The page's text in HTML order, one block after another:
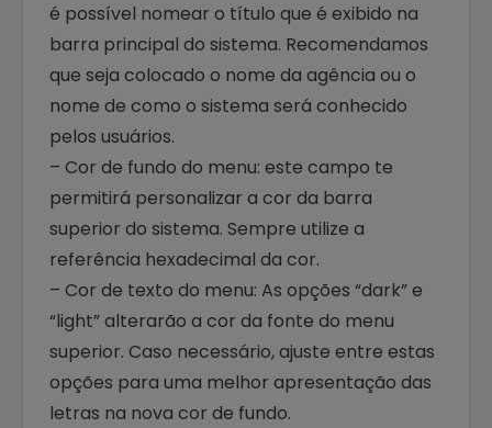
é possível nomear o título que é exibido na
barra principal do sistema. Recomendamos
que seja colocado o nome da agência ou o
nome de como o sistema será conhecido
pelos usuários.
– Cor de fundo do menu: este campo te
permitirá personalizar a cor da barra
superior do sistema. Sempre utilize a
referência hexadecimal da cor.
– Cor de texto do menu: As opções “dark” e
“light” alterarão a cor da fonte do menu
superior. Caso necessário, ajuste entre estas
opções para uma melhor apresentação das
letras na nova cor de fundo.